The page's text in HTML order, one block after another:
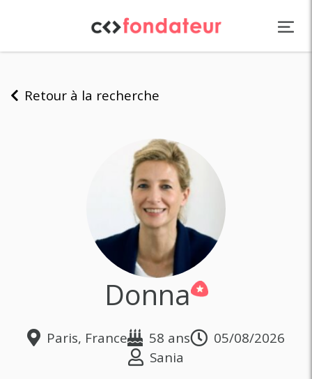
Retour à la recherche
Donna
Paris, France 58 ans
05/08/2026
Sania